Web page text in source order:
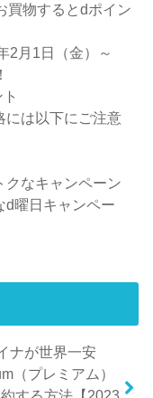
買物するとdポイン
2月1日（金）～
は以下にご注意
クなキャンペーン
d曜日キャンペー
ナが世界一安
（プレミアム）